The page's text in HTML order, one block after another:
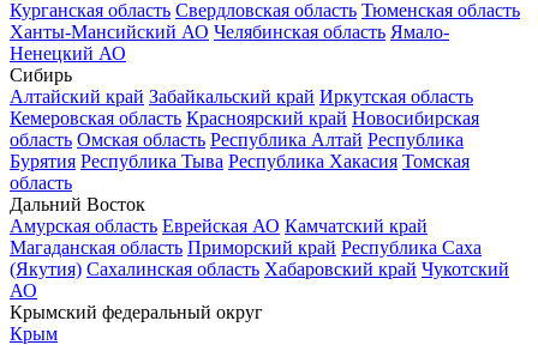
Курганская область Свердловская область Тюменская область
Ханты-Мансийский АО Челябинская область Ямало-
Ненецкий АО
Сибирь
Алтайский край Забайкальский край Иркутская область
Кемеровская область Красноярский край Новосибирская
область Омская область Республика Алтай Республика
Бурятия Республика Тыва Республика Хакасия Томская
область
Дальний Восток
Амурская область Еврейская АО Камчатский край
Магаданская область Приморский край Республика Саха
(Якутия) Сахалинская область Хабаровский край Чукотский
АО
Крымский федеральный округ
Крым